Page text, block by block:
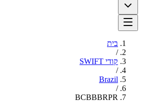
בית
/
קודי SWIFT
/
Brazil
/
BCBBBRPR